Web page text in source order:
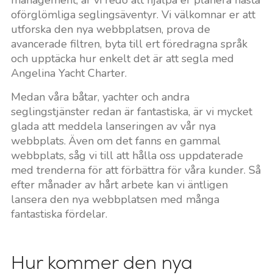
oförglömliga seglingsäventyr. Vi välkomnar er att
utforska den nya webbplatsen, prova de
avancerade filtren, byta till ert föredragna språk
och upptäcka hur enkelt det är att segla med
Angelina Yacht Charter.
Medan våra båtar, yachter och andra
seglingstjänster redan är fantastiska, är vi mycket
glada att meddela lanseringen av vår nya
webbplats. Även om det fanns en gammal
webbplats, såg vi till att hålla oss uppdaterade
med trenderna för att förbättra för våra kunder. Så
efter månader av hårt arbete kan vi äntligen
lansera den nya webbplatsen med många
fantastiska fördelar.
Hur kommer den nya